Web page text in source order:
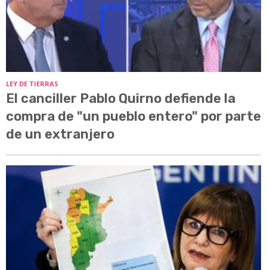
LEY DE TIERRAS
El canciller Pablo Quirno defiende la
compra de "un pueblo entero" por parte
de un extranjero